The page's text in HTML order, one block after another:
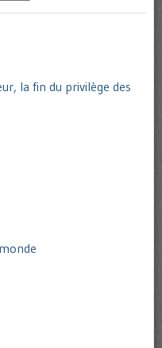
la fin du privilège des